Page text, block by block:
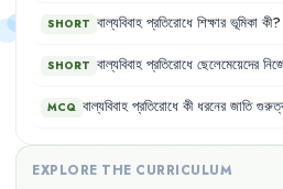
SHORT বাল্যবিবাহ প্রতিরোধে শিক্ষার ভূমিকা কী?
SHORT বাল্যবিবাহ প্রতিরোধে ছেলেমেয়েদের
MCQ বাল্যবিবাহ প্রতিরোধে কী ধরনের জাতি
EXPLORE THE CURRICULUM